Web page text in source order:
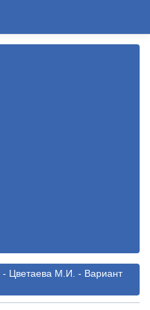
- Цветаева М.И. - Вариант